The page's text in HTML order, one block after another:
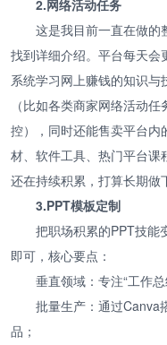
2.网络活动任务
这是我目前一直在做的
找到详细介绍。平台每天
系统学习网上赚钱的知识
（比如各类商家网络活动
控），同时还能售卖平台
材、软件工具、热门平台课
还在持续积累，打算长期做
3.PPT模板定制
把职场积累的PPT技能
即可，核心要点：
垂直领域：专注“工作
批量生产：通过Canva
品；